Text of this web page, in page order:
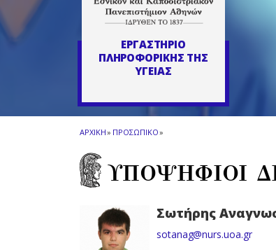
ΕΡΓΑΣΤΗΡΙΟ
ΠΛΗΡΟΦΟΡΙΚΗΣ ΤΗΣ
ΥΓΕΙΑΣ
ΑΡΧΙΚΗ» ΠΡΟΣΩΠΙΚΟ»
ΥΠΟΨΗΦΙΟΙ
Σωτήρης
sotanag@nurs.uoa.gr